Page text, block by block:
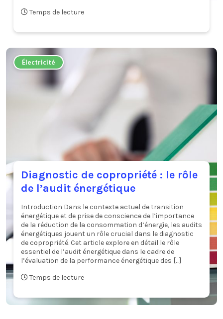
Temps de lecture
Électricité
Diagnostic de copropriété : le rôle
de l’audit énergétique
Introduction Dans le contexte actuel de transition
énergétique et de prise de conscience de l’importance
de la réduction de la consommation d’énergie, les audits
énergétiques jouent un rôle crucial dans le diagnostic
de copropriété. Cet article explore en détail le rôle
essentiel de l’audit énergétique dans le cadre de
l’évaluation de la performance énergétique des […]
Temps de lecture